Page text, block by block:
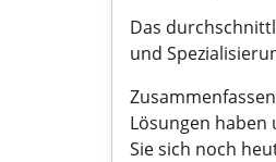
Das
und
Lösungen haben
Sie sich noch